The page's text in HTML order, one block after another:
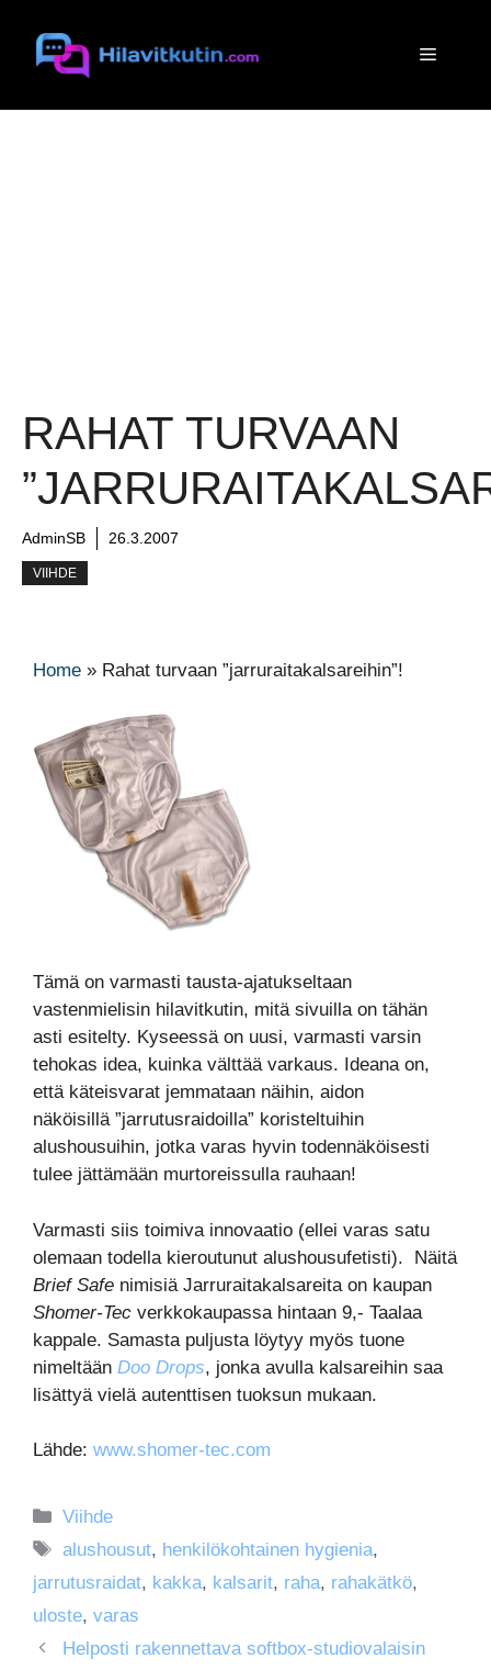
sisältöön
Valikko
RAHAT TURVAAN
AdminSB 26.3.2007
VIIHDE
Home » Rahat turvaan ”jarruraitakalsareihin”!
Tämä on varmasti tausta-ajatukseltaan
vastenmielisin hilavitkutin, mitä sivuilla on tähän
asti esitelty. Kyseessä on uusi, varmasti varsin
tehokas idea, kuinka välttää varkaus. Ideana on,
että käteisvarat jemmataan näihin, aidon
näköisillä ”jarrutusraidoilla” koristeltuihin
alushousuihin, jotka varas hyvin todennäköisesti
tulee jättämään murtoreissulla rauhaan!
Varmasti siis toimiva innovaatio (ellei varas satu
olemaan todella kieroutunut alushousufetisti). Näitä
Brief Safe nimisiä Jarruraitakalsareita on kaupan
Shomer-Tec verkkokaupassa hintaan 9,- Taalaa
kappale. Samasta puljusta löytyy myös tuone
nimeltään Doo Drops, jonka avulla kalsareihin saa
lisättyä vielä autenttisen tuoksun mukaan.
Lähde: www.shomer-tec.com
Kategoriat
Viihde
Avainsanat
alushousut, henkilökohtainen hygienia,
jarrutusraidat, kakka, kalsarit, raha, rahakätkö,
uloste, varas
Helposti rakennettava softbox-studiovalaisin